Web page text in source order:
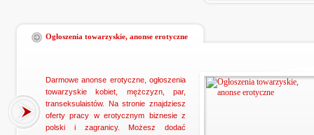
Ogłoszenia towarzyskie, anonse erotyczne
Darmowe anonse erotyczne, ogłoszenia
towarzyskie kobiet, mężczyzn, par,
transeksulaistów. Na stronie znajdziesz
oferty pracy w erotycznym biznesie z
polski i zagranicy. Możesz dodać